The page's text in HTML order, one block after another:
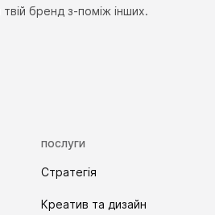
бренд з-поміж інших.
послуги
Стратегія
Креатив та дизайн
погоджуюсь з
Політикою конфіденційності